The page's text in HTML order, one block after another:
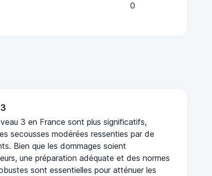
0
3 en France sont plus significatifs,
secousses modérées ressenties par de
Bien que les dommages soient
une préparation adéquate et des normes
sont essentielles pour atténuer les